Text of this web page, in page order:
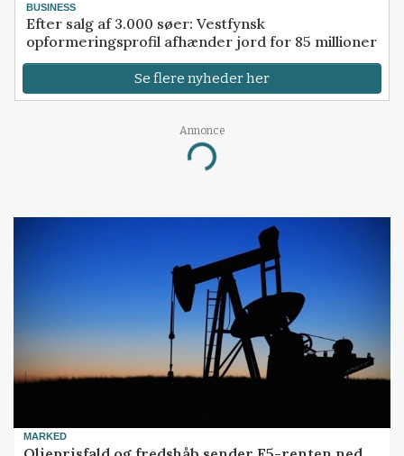
BUSINESS
Efter salg af 3.000 søer: Vestfynsk
opformeringsprofil afhænder jord for 85 millioner
Se flere nyheder her
Annonce
Loading...
MARKED